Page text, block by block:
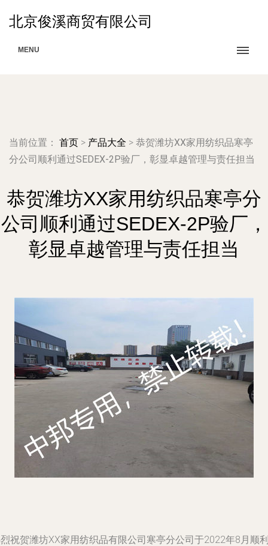
北京俊溪商贸有限公司
MENU
当前位置： 首页 > 产品大全 > 恭贺潍坊XX家用纺织品寒亭
分公司顺利通过SEDEX-2P验厂，彰显卓越管理与责任担当
恭贺潍坊XX家用纺织品寒亭分
公司顺利通过SEDEX-2P验厂，
彰显卓越管理与责任担当
祝贺潍坊XX家用纺织品有限公司寒亭分公司于2022年8月顺